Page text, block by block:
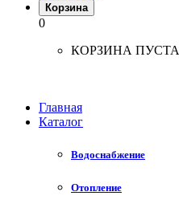
Корзина
0
КОРЗИНА ПУСТА
Главная
Каталог
Водоснабжение
Отопление